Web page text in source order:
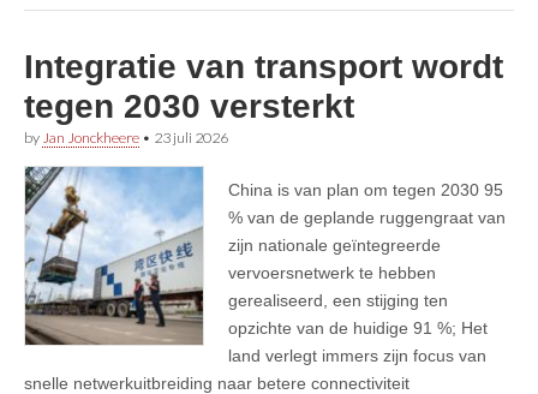
Integratie van transport wordt
tegen 2030 versterkt
by Jan Jonckheere • 23 juli 2026
China is van plan om tegen 2030 95
% van de geplande ruggengraat van
zijn nationale geïntegreerde
vervoersnetwerk te hebben
gerealiseerd, een stijging ten
opzichte van de huidige 91 %; Het
land verlegt immers zijn focus van
snelle netwerkuitbreiding naar betere connectiviteit